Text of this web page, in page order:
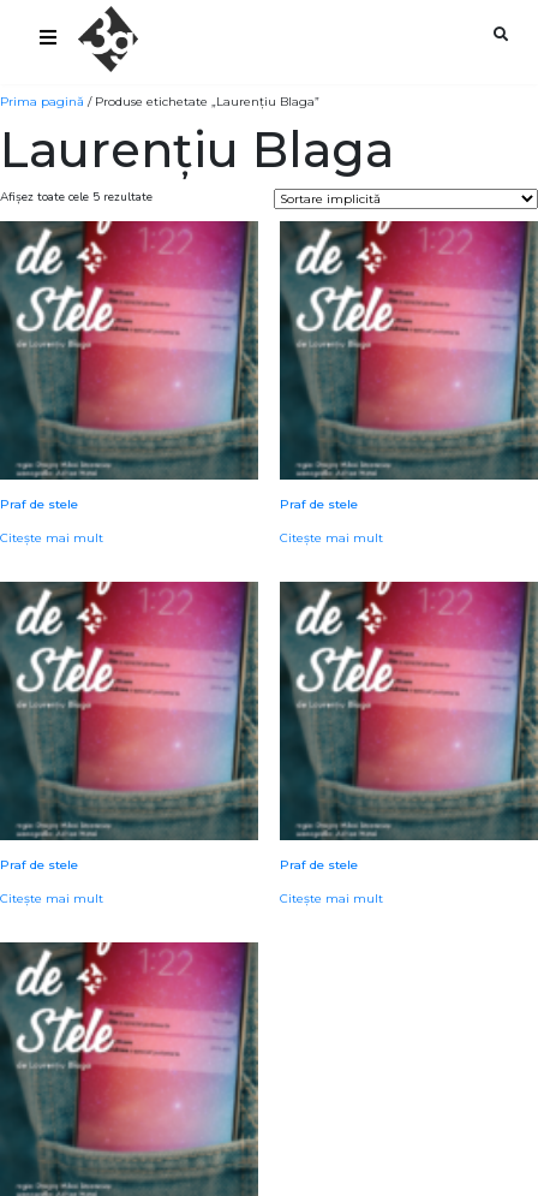
sold-out-button {{acf:sold_out}}
Prima pagină / Produse etichetate „Laurențiu Blaga”
Laurențiu Blaga
Afișez toate cele 5 rezultate
Praf de stele
Citește mai mult
Praf de stele
Citește mai mult
Praf de stele
Citește mai mult
Praf de stele
Citește mai mult